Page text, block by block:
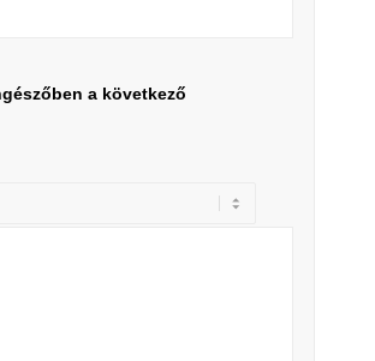
a következő